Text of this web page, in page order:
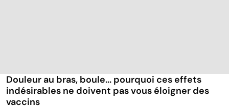
Douleur au bras, boule... pourquoi ces effets
indésirables ne doivent pas vous éloigner des
vaccins